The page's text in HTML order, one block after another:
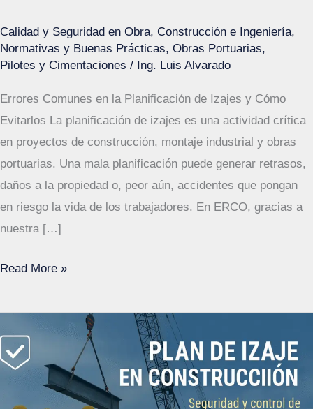
Calidad y Seguridad en Obra, Construcción e Ingeniería,
Normativas y Buenas Prácticas, Obras Portuarias,
Pilotes y Cimentaciones / Ing. Luis Alvarado
Errores Comunes en la Planificación de Izajes y Cómo
Evitarlos La planificación de izajes es una actividad crítica
en proyectos de construcción, montaje industrial y obras
portuarias. Una mala planificación puede generar retrasos,
daños a la propiedad o, peor aún, accidentes que pongan
en riesgo la vida de los trabajadores. En ERCO, gracias a
nuestra […]
Errores
la
Planificación
de
Izajes
Read More »